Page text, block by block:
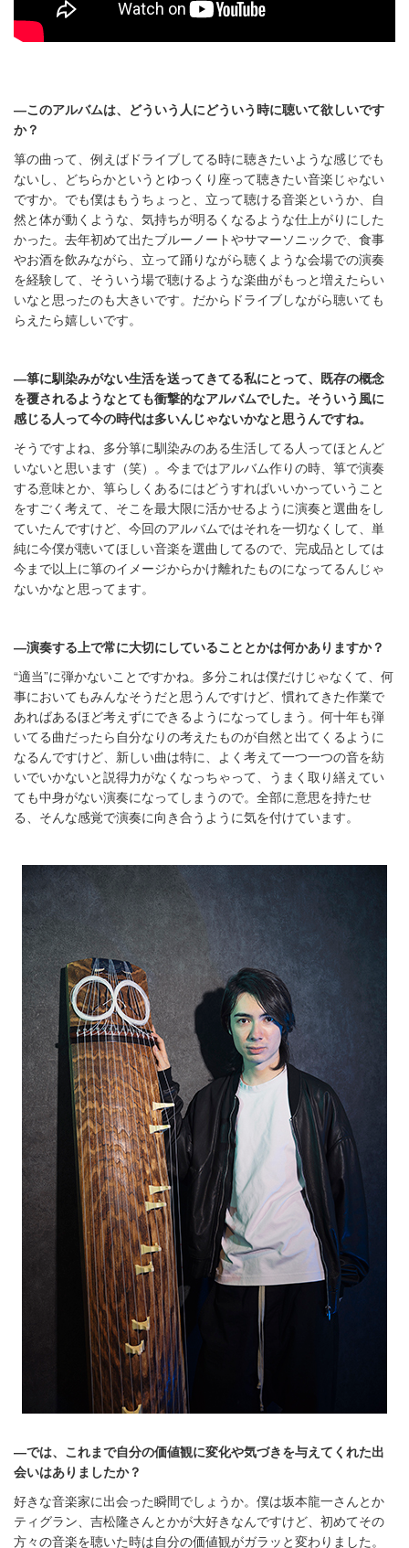
―このアルバムは、どういう人にどういう時に聴いて欲しいです
か？
箏の曲って、例えばドライブしてる時に聴きたいような感じでも
ないし、どちらかというとゆっくり座って聴きたい音楽じゃない
ですか。でも僕はもうちょっと、立って聴ける音楽というか、自
然と体が動くような、気持ちが明るくなるような仕上がりにした
かった。去年初めて出たブルーノートやサマーソニックで、食事
やお酒を飲みながら、立って踊りながら聴くような会場での演奏
を経験して、そういう場で聴けるような楽曲がもっと増えたらい
いなと思ったのも大きいです。だからドライブしながら聴いても
らえたら嬉しいです。
―箏に馴染みがない生活を送ってきてる私にとって、既存の概念
を覆されるようなとても衝撃的なアルバムでした。そういう風に
感じる人って今の時代は多いんじゃないかなと思うんですね。
そうですよね、多分箏に馴染みのある生活してる人ってほとんど
いないと思います（笑）。今まではアルバム作りの時、箏で演奏
する意味とか、箏らしくあるにはどうすればいいかっていうこと
をすごく考えて、そこを最大限に活かせるように演奏と選曲をし
ていたんですけど、今回のアルバムではそれを一切なくして、単
純に今僕が聴いてほしい音楽を選曲してるので、完成品としては
今まで以上に箏のイメージからかけ離れたものになってるんじゃ
ないかなと思ってます。
―演奏する上で常に大切にしていることとかは何かありますか？
“適当”に弾かないことですかね。多分これは僕だけじゃなくて、何
事においてもみんなそうだと思うんですけど、慣れてきた作業で
あればあるほど考えずにできるようになってしまう。何十年も弾
いてる曲だったら自分なりの考えたものが自然と出てくるように
なるんですけど、新しい曲は特に、よく考えて一つ一つの音を紡
いでいかないと説得力がなくなっちゃって、うまく取り繕えてい
ても中身がない演奏になってしまうので。全部に意思を持たせ
る、そんな感覚で演奏に向き合うように気を付けています。
―では、これまで自分の価値観に変化や気づきを与えてくれた出
会いはありましたか？
好きな音楽家に出会った瞬間でしょうか。僕は坂本龍一さんとか
ティグラン、吉松隆さんとかが大好きなんですけど、初めてその
方々の音楽を聴いた時は自分の価値観がガラッと変わりました。